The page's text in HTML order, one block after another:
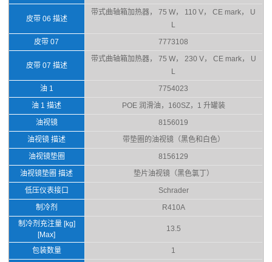
皮带 06 描述
带式曲轴箱加热器， 75 W， 110 V， CE mark， U
L
皮带 07
7773108
皮带 07 描述
带式曲轴箱加热器， 75 W， 230 V， CE mark， U
L
油 1
7754023
油 1 描述
POE 润滑油，160SZ，1 升罐装
油视镜
8156019
油视镜 描述
带垫圈的油视镜（黑色和白色）
油视镜垫圈
8156129
油视镜垫圈 描述
垫片油视镜（黑色氯丁）
低压仪表接口
Schrader
制冷剂
R410A
制冷剂充注量 [kg]
[Max]
13.5
包装数量
1